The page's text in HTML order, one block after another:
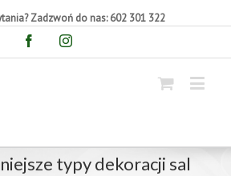
Zadzwoń do nas: 602 301 322
FacebookInstagram
typy dekoracji sal